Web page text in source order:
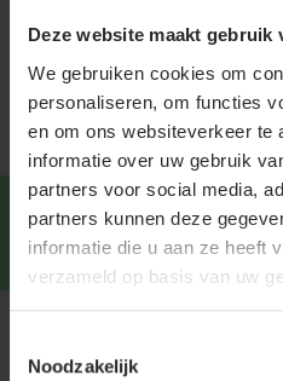
Deze website maakt gebruik
We gebruiken cookies om
personaliseren, om functies
en om ons websiteverkeer te
informatie over uw gebruik
partners voor social media,
partners kunnen deze
informatie die u aan ze heeft
verzameld op basis van uw
Noodzakelijk
Service en kalibratie
Snel en direct contact?
graag via